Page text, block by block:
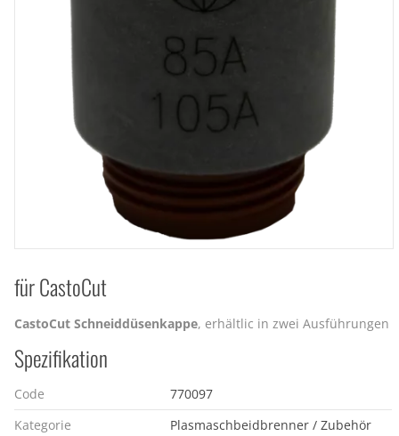
für CastoCut
CastoCut Schneiddüsenkappe, erhältlic in zwei Ausführungen
Spezifikation
Code
770097
Kategorie
Plasmaschbeidbrenner / Zubehör